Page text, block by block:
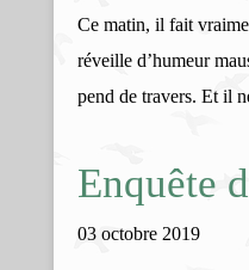
Ce matin, il fait
réveille d’humeur
pend de travers. Et il
Enquête
03 octobre 2019